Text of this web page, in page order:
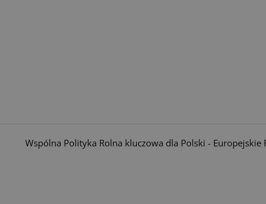
Wspólna Polityka Rolna kluczowa dla Polski - Europejskie